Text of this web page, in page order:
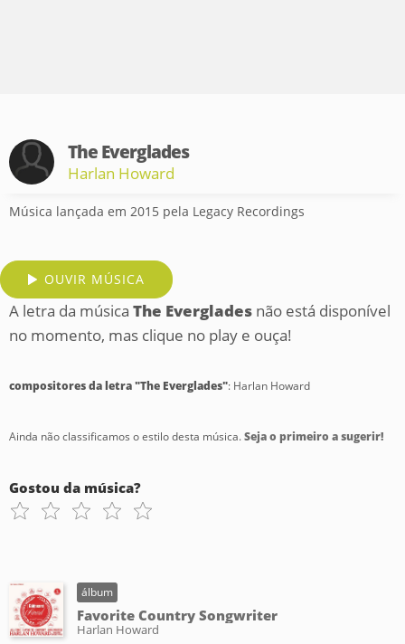
The Everglades
Harlan Howard
Música lançada em 2015 pela Legacy Recordings
OUVIR MÚSICA
A letra da música The Everglades não está disponível
no momento, mas clique no play e ouça!
compositores da letra "The Everglades": Harlan Howard
Ainda não classificamos o estilo desta música.Seja o primeiro a sugerir!
Gostou da música?
álbum
Favorite Country Songwriter
Harlan Howard